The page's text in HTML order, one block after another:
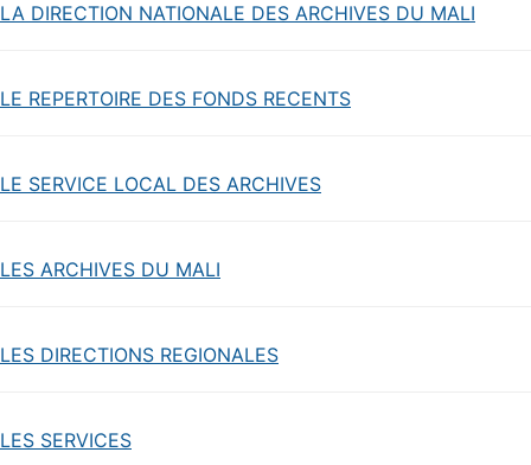
LA DIRECTION NATIONALE DES ARCHIVES DU MALI
LE REPERTOIRE DES FONDS RECENTS
LE SERVICE LOCAL DES ARCHIVES
LES ARCHIVES DU MALI
LES DIRECTIONS REGIONALES
LES SERVICES